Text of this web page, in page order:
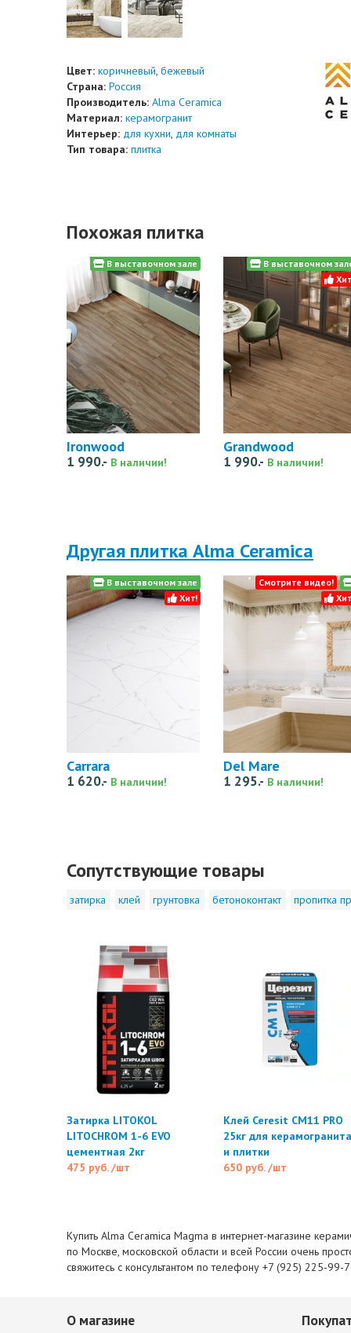
Цвет: коричневый, бежевый
Страна: Россия
Производитель: Alma Ceramica
Материал: керамогранит
Интерьер: для кухни, для комнаты
Тип товара: плитка
Похожая плитка
Ironwood
1 990.- В наличии!
В выставочном зале
Grandwood
1 990.- В наличии!
В выставочном
Другая плитка Alma Ceramica
Carrara
1 620.- В наличии!
В выставочном зале
Хит!
Del Mare
1 295.- В наличии!
Смотрите видео!
Сопутствующие товары
затирка клей грунтовка бетоноконтакт пропитка
Затирка LITOKOL
LITOCHROM 1-6 EVO
цементная 2кг
475 руб./шт
Клей Ceresit CM11 PRO
25кг для керамогранита
и плитки
650 руб./шт
Купить Alma Ceramica Magma в интернет-магазине
по Москве, московской области и всей России очень
свяжитесь с консультантом по телефону +7 (925) 225-99-
О магазине